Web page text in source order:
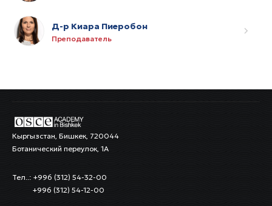
Д-р Киара Пиеробон
Преподаватель
Кыргызстан, Бишкек, 720044
Ботанический переулок, 1А
Тел..: +996 (312) 54-32-00
+996 (312) 54-12-00